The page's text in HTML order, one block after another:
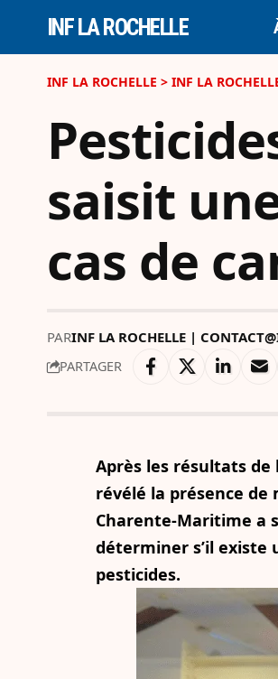
INF LA ROCHELLE
INF LA ROCHELLE > INF LA
saisit
cas de
PARINF LA ROCHELLE |
PARTAGER
Après les résultats
révélé la présence de
Charente-Maritime a
déterminer s’il existe
pesticides.